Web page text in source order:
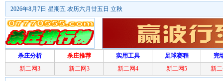
2026年8月7日 星期五 农历六月廿五日 立秋
杀庄分析 杀庄推荐 实用工具 足球赛程
完
新二网3
新二网3 新二网4 新二网5 新